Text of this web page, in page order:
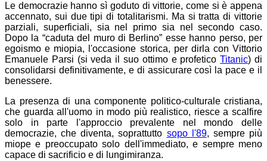
Le democrazie hanno sì goduto di vittorie, come si è appena
accennato, sui due tipi di totalitarismi. Ma si tratta di vittorie
parziali, superficiali, sia nel primo sia nel secondo caso.
Dopo la “caduta del muro di Berlino” esse hanno perso, per
egoismo e miopia, l'occasione storica, per dirla con Vittorio
Emanuele Parsi (si veda il suo ottimo e profeticoTitanic) di
consolidarsi definitivamente, e di assicurare così la pace e il
benessere.
La presenza di una componente politico-culturale cristiana,
che guarda all'uomo in modo più realistico, riesce a scalfire
solo in parte l'approccio prevalente nel mondo delle
democrazie, che diventa, soprattutto sopo l'89, sempre più
miope e preoccupato solo dell'immediato, e sempre meno
capace di sacrificio e di lungimiranza.